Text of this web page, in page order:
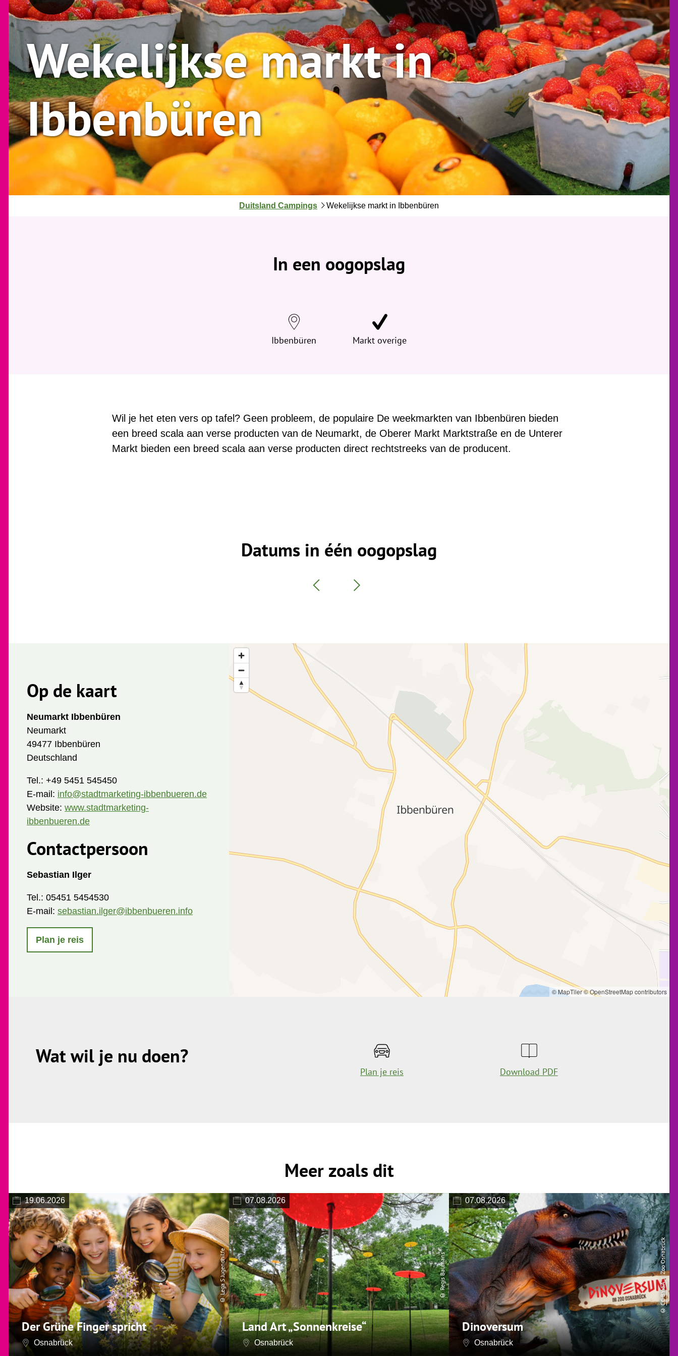
Wekelijkse markt in
Ibbenbüren
J
Duitsland Campings Wekelijkse markt in Ibbenbüren
In een oogopslag
Ibbenbüren Markt overige
Wil je het eten vers op tafel? Geen probleem, de populaire De weekmarkten van Ibbenbüren bieden
een breed scala aan verse producten van de Neumarkt, de Oberer Markt Marktstraße en de Unterer
Markt bieden een breed scala aan verse producten direct rechtstreeks van de producent.
Datums in één oogopslag
Op de kaart
Neumarkt Ibbenbüren
Neumarkt
49477 Ibbenbüren
Deutschland
Tel.: +49 5451 545450
E-mail: info@stadtmarketing-ibbenbueren.de
Website: www.stadtmarketing-
ibbenbueren.de
Contactpersoon
Sebastian Ilger
Tel.: 05451 5454530
E-mail: sebastian.ilger@ibbenbueren.info
Plan je reis
© MapTiler© OpenStreetMap contributors
Wat wil je nu doen?
Plan je reis Download PDF
Meer zoals dit
19.06.2026
Der Grüne Finger spricht
Osnabrück
© Lega S Jugendhilfe
07.08.2026
Land Art „Sonnenkreise“
Osnabrück
© Regis Baumans
07.08.2026
Dinoversum
Osnabrück
©
CC-BY-SA
| Zoo Osnabrück